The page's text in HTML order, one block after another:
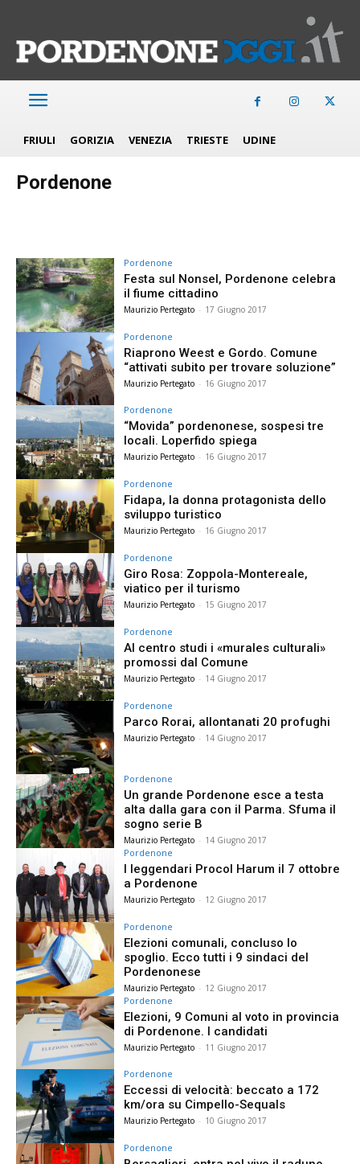
FRIULI GORIZIA VENEZIA TRIESTE UDINE
Pordenone
Pordenone
Festa sul Nonsel, Pordenone celebra
il fiume cittadino
Maurizio Pertegato - 17 Giugno 2017
Pordenone
Riaprono Weest e Gordo. Comune
“attivati subito per trovare soluzione”
Maurizio Pertegato - 16 Giugno 2017
Pordenone
“Movida” pordenonese, sospesi tre
locali. Loperfido spiega
Maurizio Pertegato - 16 Giugno 2017
Pordenone
Fidapa, la donna protagonista dello
sviluppo turistico
Maurizio Pertegato - 16 Giugno 2017
Pordenone
Giro Rosa: Zoppola-Montereale,
viatico per il turismo
Maurizio Pertegato - 15 Giugno 2017
Pordenone
Al centro studi i «murales culturali»
promossi dal Comune
Maurizio Pertegato - 14 Giugno 2017
Pordenone
Parco Rorai, allontanati 20 profughi
Maurizio Pertegato - 14 Giugno 2017
Pordenone
Un grande Pordenone esce a testa
alta dalla gara con il Parma. Sfuma il
sogno serie B
Maurizio Pertegato - 14 Giugno 2017
Pordenone
I leggendari Procol Harum il 7 ottobre
a Pordenone
Maurizio Pertegato - 12 Giugno 2017
Pordenone
Elezioni comunali, concluso lo
spoglio. Ecco tutti i 9 sindaci del
Pordenonese
Maurizio Pertegato - 12 Giugno 2017
Pordenone
Elezioni, 9 Comuni al voto in provincia
di Pordenone. I candidati
Maurizio Pertegato - 11 Giugno 2017
Pordenone
Eccessi di velocità: beccato a 172
km/ora su Cimpello-Sequals
Maurizio Pertegato - 10 Giugno 2017
Pordenone